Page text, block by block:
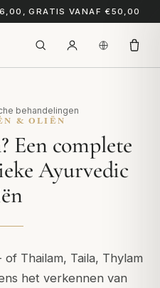
GRATIS VANAF €50,00
behandelingen
& OLIËN
Een complete
Ayurvedic
of Thailam, Taila, Thylam
het verkennen van